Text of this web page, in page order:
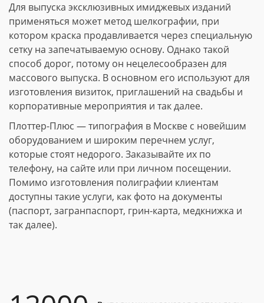
Для выпуска эксклюзивных имиджевых изданий
применяться может метод шелкографии, при
котором краска продавливается через специальную
сетку на запечатываемую основу. Однако такой
способ дорог, потому он нецелесообразен для
массового выпуска. В основном его используют для
изготовления визиток, приглашений на свадьбы и
корпоративные мероприятия и так далее.
Плоттер-Плюс — типография в Москве с новейшим
оборудованием и широким перечнем услуг,
которые стоят недорого. Заказывайте их по
телефону, на сайте или при личном посещении.
Помимо изготовления полиграфии клиентам
доступны такие услуги, как фото на документы
(паспорт, загранпаспорт, грин-карта, медкнижка и
так далее).